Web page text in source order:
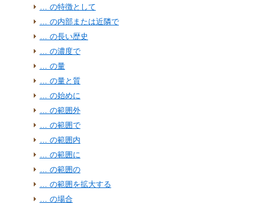
… の特徴として
… の内部または近隣で
… の長い歴史
… の濃度で
… の量
… の量と質
… の始めに
… の範囲外
… の範囲で
… の範囲内
… の範囲に
… の範囲の
… の範囲を拡大する
… の場合